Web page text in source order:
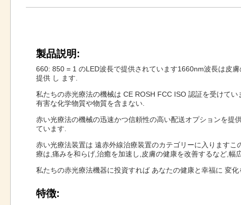
製品説明:
660: 850 = 1 のLED波長で提供されています1660nm波長は皮
提供 し ます.
私たちの赤光療法の機械は CE ROSH FCC ISO 認証を受けて
有害な化学物質や物質を含まない.
赤い光療法の機械の迅速かつ信頼性の高い配送オプションを提
ています.
赤い光療法装置は 遠赤外線治療装置のカテゴリーに入ります
療は,痛みを和らげ,治癒を加速し,皮膚の健康を改善するなど,幅
私たちの赤光療法機器に投資すれば あなたの健康と幸福に 変
特徴: